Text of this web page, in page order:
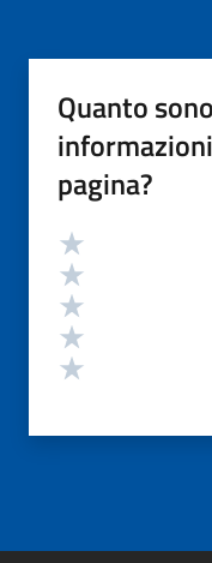
Quanto
pagina?
Valutazione